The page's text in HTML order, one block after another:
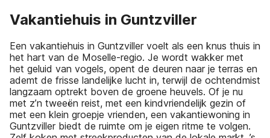
Vakantiehuis in Guntzviller
Een vakantiehuis in Guntzviller voelt als een knus thuis in
het hart van de Moselle-regio. Je wordt wakker met
het geluid van vogels, opent de deuren naar je terras en
ademt de frisse landelijke lucht in, terwijl de ochtendmist
langzaam optrekt boven de groene heuvels. Of je nu
met z’n tweeën reist, met een kindvriendelijk gezin of
met een klein groepje vrienden, een vakantiewoning in
Guntzviller biedt de ruimte om je eigen ritme te volgen.